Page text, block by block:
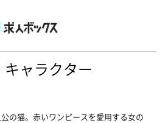
ャラクター
の猫。赤いワンピースを愛用する女の